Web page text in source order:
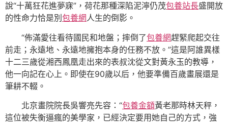
說“十萬狂花進夢寐”，荷花那種深陷泥濘仍茂包養站長盛開放
的性命力恰是別 包養網人生的倒影。
“佈滿愛往看待國民和地盤；摔倒了包養網趕緊爬起交往
前走；永遠地、永遠地擁抱本身的任務不放。”這是阿誰異樣
十二三歲從湘西鳳凰走出來的表叔沈從文對黃永玉的教導，
他一向記在心上。即使在90歲以后，他要準備百歲畫展還是
筆耕不輟。
北京畫院院長吳響亮先容：“包養金額黃老那時林天秤，
這位被失衡逼瘋的美學家，已經決定要用她自己的方式，強